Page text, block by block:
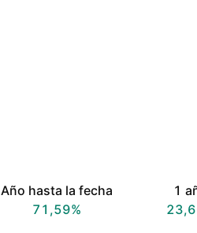
Año hasta la fecha
71,59%
1